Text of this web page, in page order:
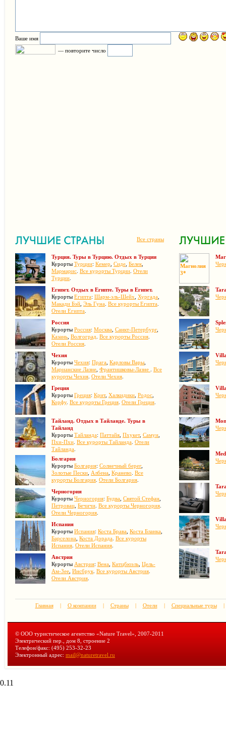
Ваше имя
— повторите число
Все страны
Турция. Туры в Турцию. Отдых в Турции
Курорты Турции: Кемер Сиде Белек
Мармарис Все курорты Турции Отели
Турции
Египет. Отдых в Египте. Туры в Египет.
Курорты Египта: Шарм-эль-Шейх Хургада
Макади Бэй Эль Гуна Все курорты Египта
Отели Египта
Россия
Курорты Россия: Москва Санкт-Петербург,
Казань Волгоград Все курорты Россия
Отели Россия
Чехия
Курорты Чехия: Прага Карловы Вары
Марианские Лазне Франтишковы-Лазне
Все
курорты Чехия Отели Чехия
Греция
Курорты Греция: Крит, Халкидики Родос
Корфу. Все курорты Греция Отели Греция
Тайланд. Отдых в Тайланде. Туры в
Тайланд
Курорты Тайланда: Паттайя Пхукет, Самуи
Пхи-Пхи Все курорты Тайланда Отели
Тайланда
Болгария
Курорты Болгария: Солнечный берег,
Золотые Пески Албена Кранево Все
курорты Болгария Отели Болгария
Черногория
Курорты Черногория: Будва Святой Стефан
Петровац Бечичи Все курорты Черногория
Отели Черногория
Испания
Курорты Испания: Коста Брава Коста Бланка
Барселона Коста Дорада Все курорты
Испания Отели Испания
Австрия
Курорты Австрия: Вена Китцбюэль Цель-
Ам-Зее Инсбрук Все курорты Австрия
Отели Австрия
Главная | О компании | Страны | Отели | Специальные туры |
© ООО туристическое агентство «Nature Travel», 2007-2011
Электрический пер., дом 8, строение 2
Телефон/факс: (495) 253-32-23
Электронный адрес: mail@naturetravel.ru
0.11